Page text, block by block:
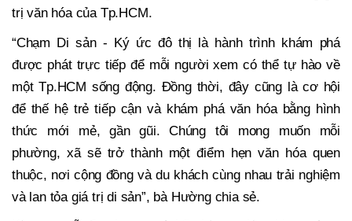
trị văn hóa của Tp.HCM.
“Chạm Di sản - Ký ức đô thị là hành trình khám phá
được phát trực tiếp để mỗi người xem có thể tự hào về
một Tp.HCM sống động. Đồng thời, đây cũng là cơ hội
để thế hệ trẻ tiếp cận và khám phá văn hóa bằng hình
thức mới mẻ, gần gũi. Chúng tôi mong muốn mỗi
phường, xã sẽ trở thành một điểm hẹn văn hóa quen
thuộc, nơi cộng đồng và du khách cùng nhau trải nghiệm
và lan tỏa giá trị di sản”, bà Hường chia sẻ.